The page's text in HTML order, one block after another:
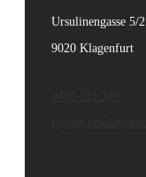
Ursulinengasse 5/2
9020 Klagenfurt